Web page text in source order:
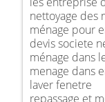
nettoyage des
ménage pour
devis societe
ménage dans
menage dans
laver fenetre
repassage et